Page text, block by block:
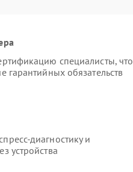
специалисты, что
гарантийных обязательств
диагностику и
устройства